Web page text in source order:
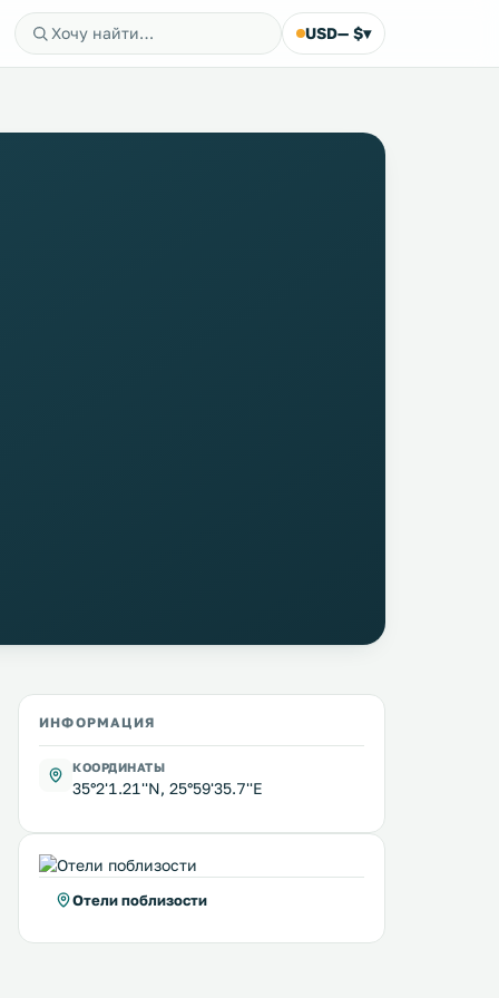
USD— $▾
ИНФОРМАЦИЯ
КООРДИНАТЫ
35°2'1.21''N, 25°59'35.7''E
Отели поблизости